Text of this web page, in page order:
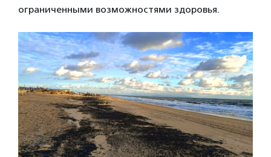
ограниченными возможностями здоровья.